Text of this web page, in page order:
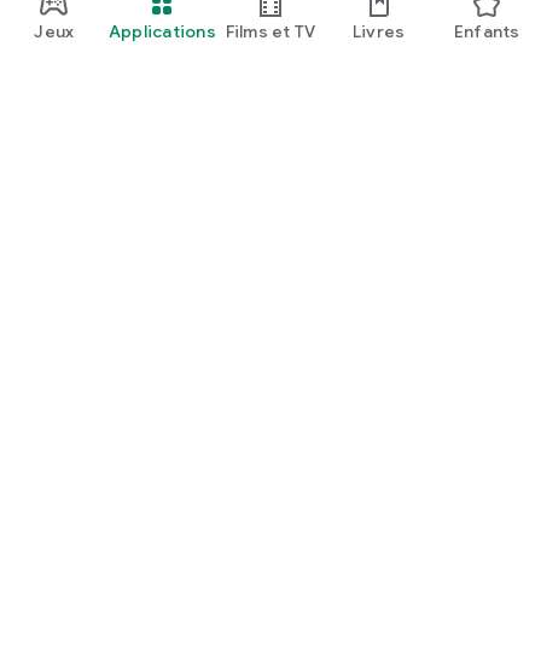
Jeux Applications Films et TV Livres Enfants